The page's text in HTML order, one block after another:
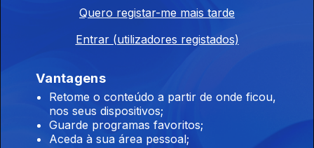
impactos na saúde pública para poder, assim, avançar com as
medidas de prevenção. Reportagem de Oriana Barcelos no
Instituto Nacional de Saúde Doutor Ricardo Jorge.
especialistas
22 jul. 2026
Há falta de especialistas de Neurologia em Portugal. Quem o
admite é o coordenador da Comissão Executiva do Plano
Quero registar-me mais tarde
Entrar (utilizadores registados)
Vantagens
Retome o conteúdo a partir de onde ficou,
nos seus dispositivos;
Guarde programas favoritos;
Aceda à sua área pessoal;